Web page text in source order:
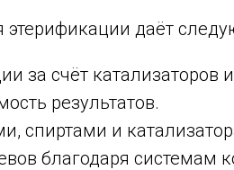
даёт
за счёт
результатов.
спиртами и
благодаря системам